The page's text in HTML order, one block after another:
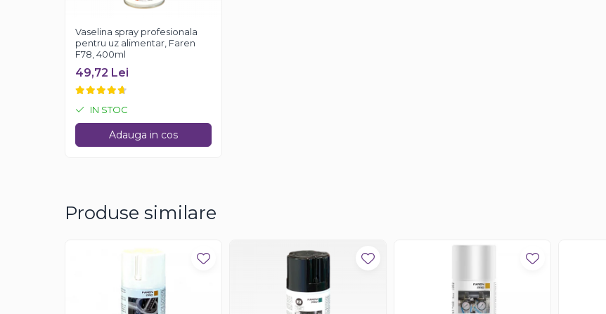
Vaselina spray profesionala
pentru uz alimentar, Faren
F78, 400ml
49,72 Lei
IN STOC
Adauga in cos
Produse similare